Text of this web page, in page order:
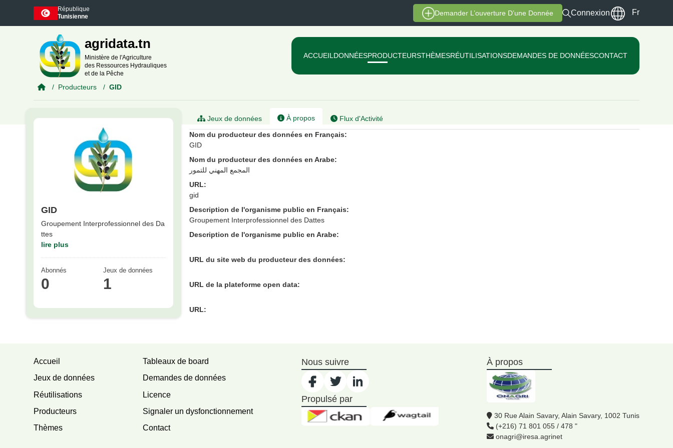
Skip to main content
République
Tunisienne
Demander L’ouverture D’une Donnée Connexion Fr
agridata.tn
Ministère de l'Agriculture
des Ressources Hydrauliques
et de la Pêche
ACCUEIL DONNÉESPRODUCTEURSTHÈMESRÉUTILISATIONSDEMANDES DE DONNÉESCONTACT
Producteurs GID
GID
Groupement Interprofessionnel des Da
ttes
lire plus
Abonnés
0
Jeux de données
1
Jeux de données À propos
Flux d'Activité
Nom du producteur des données en Français:
GID
Nom du producteur des données en Arabe:
المجمع المهني للتمور
URL:
gid
Description de l'organisme public en Français:
Groupement Interprofessionnel des Dattes
Description de l'organisme public en Arabe:
URL du site web du producteur des données:
URL de la plateforme open data:
URL:
Accueil
Jeux de données
Réutilisations
Producteurs
Thèmes
Tableaux de board
Demandes de données
Licence
Signaler un dysfonctionnement
Contact
Nous suivre
Propulsé par
À propos
30 Rue Alain Savary, Alain Savary, 1002 Tunis
(+216) 71 801 055 / 478 "
onagri@iresa.agrinet